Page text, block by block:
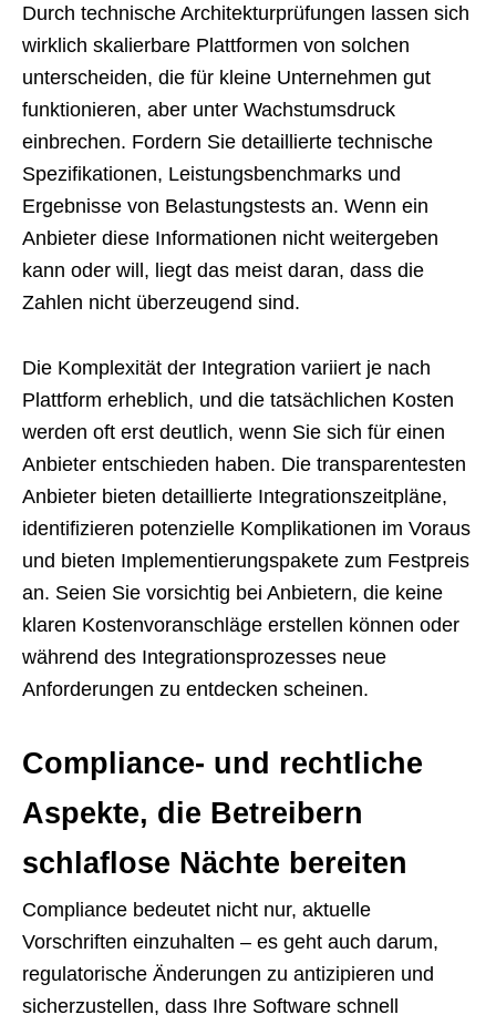
Durch technische Architekturprüfungen lassen sich
wirklich skalierbare Plattformen von solchen
unterscheiden, die für kleine Unternehmen gut
funktionieren, aber unter Wachstumsdruck
einbrechen. Fordern Sie detaillierte technische
Spezifikationen, Leistungsbenchmarks und
Ergebnisse von Belastungstests an. Wenn ein
Anbieter diese Informationen nicht weitergeben
kann oder will, liegt das meist daran, dass die
Zahlen nicht überzeugend sind.
Die Komplexität der Integration variiert je nach
Plattform erheblich, und die tatsächlichen Kosten
werden oft erst deutlich, wenn Sie sich für einen
Anbieter entschieden haben. Die transparentesten
Anbieter bieten detaillierte Integrationszeitpläne,
identifizieren potenzielle Komplikationen im Voraus
und bieten Implementierungspakete zum Festpreis
an. Seien Sie vorsichtig bei Anbietern, die keine
klaren Kostenvoranschläge erstellen können oder
während des Integrationsprozesses neue
Anforderungen zu entdecken scheinen.
Compliance- und rechtliche
Aspekte, die Betreibern
schlaflose Nächte bereiten
Compliance bedeutet nicht nur, aktuelle
Vorschriften einzuhalten – es geht auch darum,
regulatorische Änderungen zu antizipieren und
sicherzustellen, dass Ihre Software schnell